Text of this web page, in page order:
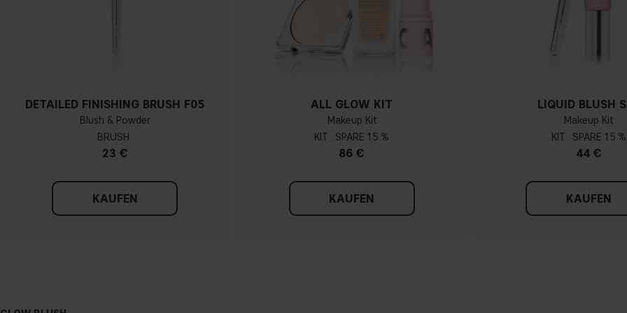
DETAILED FINISHING BRUSH F05
Blush & Powder
BRUSH
23 €
KAUFEN
ALL GLOW KIT
Makeup Kit
KIT
15 %
86 €
KAUFEN
LIQUID BLUSH
Makeup Kit
KIT
15 %
44 €
KAUFEN